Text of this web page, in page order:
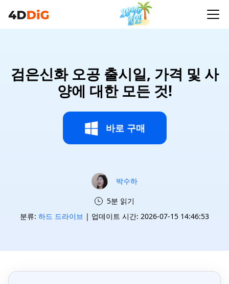
검은신화 오공 출시일, 가격 및 사
양에 대한 모든 것!
바로 구매
박수하
5분 읽기
분류: 하드 드라이브 | 업데이트 시간: 2026-07-15 14:46:53